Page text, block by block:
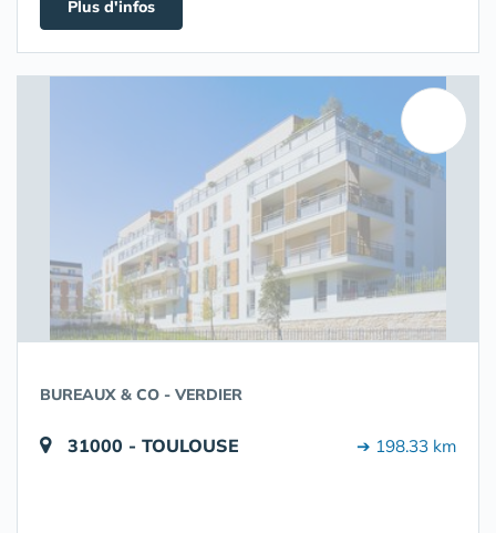
Plus d'infos
BUREAUX & CO - VERDIER
31000 - TOULOUSE ➔ 198.33 km